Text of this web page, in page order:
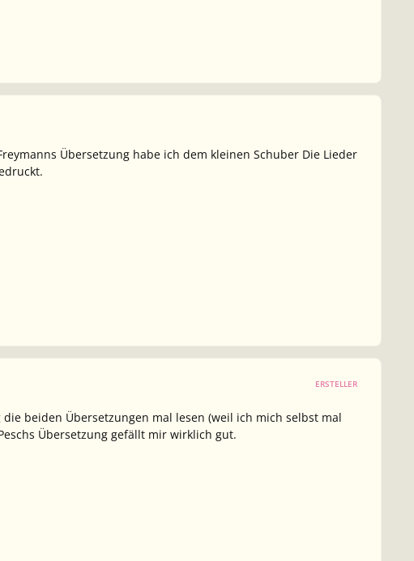
Übersetzung habe ich dem kleinen Schuber Die Lieder
ERSTELLER
beiden Übersetzungen mal lesen (weil ich mich selbst mal
Übersetzung gefällt mir wirklich gut.